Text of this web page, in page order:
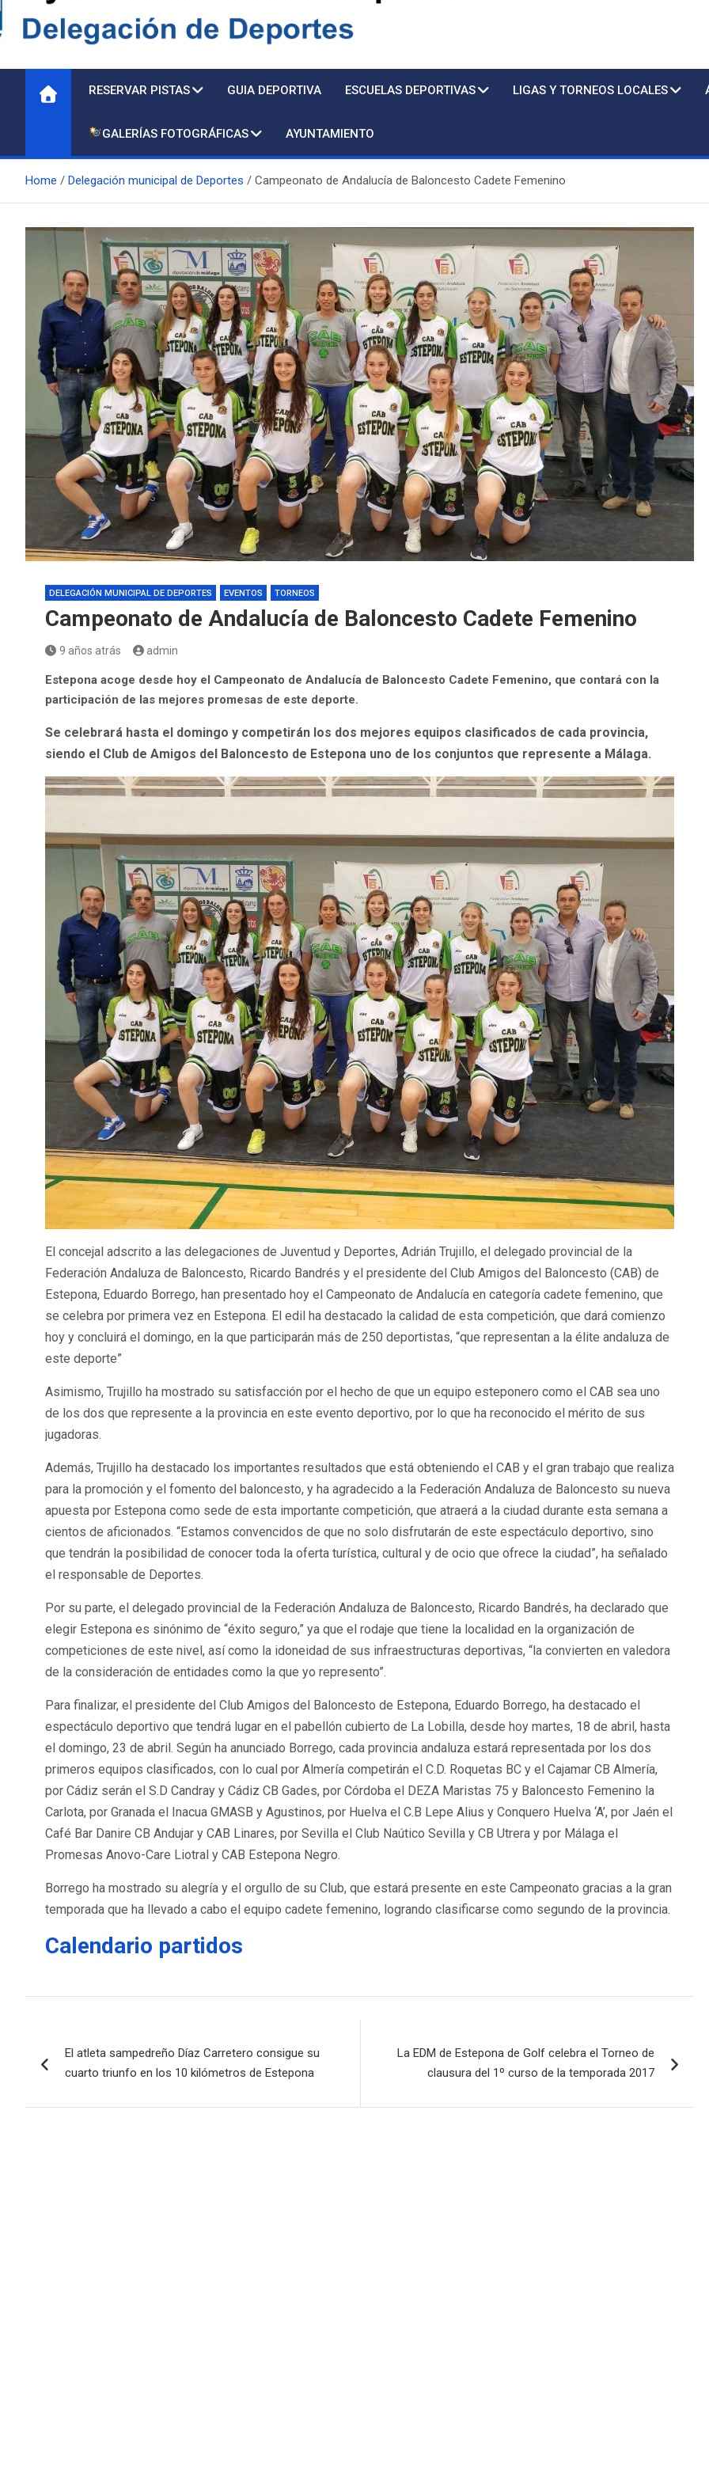
Delegación de Deportes
RESERVAR PISTAS GUIA DEPORTIVA ESCUELAS DEPORTIVAS LIGAS Y TORNEOS LOCALES
GALERÍAS FOTOGRÁFICAS AYUNTAMIENTO
Home Delegación municipal de Deportes Campeonato de Andalucía de Baloncesto Cadete Femenino
DELEGACIÓN MUNICIPAL DE DEPORTES EVENTOS TORNEOS
Campeonato de Andalucía de Baloncesto Cadete Femenino
9 años atrás admin
Estepona acoge desde hoy el Campeonato de Andalucía de Baloncesto Cadete Femenino, que contará con la
participación de las mejores promesas de este deporte.
Se celebrará hasta el domingo y competirán los dos mejores equipos clasificados de cada provincia,
siendo el Club de Amigos del Baloncesto de Estepona uno de los conjuntos que represente a Málaga.
El concejal adscrito a las delegaciones de Juventud y Deportes, Adrián Trujillo, el delegado provincial de la
Federación Andaluza de Baloncesto, Ricardo Bandrés y el presidente del Club Amigos del Baloncesto (CAB) de
Estepona, Eduardo Borrego, han presentado hoy el Campeonato de Andalucía en categoría cadete femenino, que
se celebra por primera vez en Estepona. El edil ha destacado la calidad de esta competición, que dará comienzo
hoy y concluirá el domingo, en la que participarán más de 250 deportistas, “que representan a la élite andaluza de
este deporte”
Asimismo, Trujillo ha mostrado su satisfacción por el hecho de que un equipo esteponero como el CAB sea uno
de los dos que represente a la provincia en este evento deportivo, por lo que ha reconocido el mérito de sus
jugadoras.
Además, Trujillo ha destacado los importantes resultados que está obteniendo el CAB y el gran trabajo que realiza
para la promoción y el fomento del baloncesto, y ha agradecido a la Federación Andaluza de Baloncesto su nueva
apuesta por Estepona como sede de esta importante competición, que atraerá a la ciudad durante esta semana a
cientos de aficionados. “Estamos convencidos de que no solo disfrutarán de este espectáculo deportivo, sino
que tendrán la posibilidad de conocer toda la oferta turística, cultural y de ocio que ofrece la ciudad”, ha señalado
el responsable de Deportes.
Por su parte, el delegado provincial de la Federación Andaluza de Baloncesto, Ricardo Bandrés, ha declarado que
elegir Estepona es sinónimo de “éxito seguro,” ya que el rodaje que tiene la localidad en la organización de
competiciones de este nivel, así como la idoneidad de sus infraestructuras deportivas, “la convierten en valedora
de la consideración de entidades como la que yo represento”.
Para finalizar, el presidente del Club Amigos del Baloncesto de Estepona, Eduardo Borrego, ha destacado el
espectáculo deportivo que tendrá lugar en el pabellón cubierto de La Lobilla, desde hoy martes, 18 de abril, hasta
el domingo, 23 de abril. Según ha anunciado Borrego, cada provincia andaluza estará representada por los dos
primeros equipos clasificados, con lo cual por Almería competirán el C.D. Roquetas BC y el Cajamar CB Almería,
por Cádiz serán el S.D Candray y Cádiz CB Gades, por Córdoba el DEZA Maristas 75 y Baloncesto Femenino la
Carlota, por Granada el Inacua GMASB y Agustinos, por Huelva el C.B Lepe Alius y Conquero Huelva ‘A’, por Jaén el
Café Bar Danire CB Andujar y CAB Linares, por Sevilla el Club Naútico Sevilla y CB Utrera y por Málaga el
Promesas Anovo-Care Liotral y CAB Estepona Negro.
Borrego ha mostrado su alegría y el orgullo de su Club, que estará presente en este Campeonato gracias a la gran
temporada que ha llevado a cabo el equipo cadete femenino, logrando clasificarse como segundo de la provincia.
Calendario partidos
de
entradas
El atleta sampedreño Díaz Carretero consigue su
cuarto triunfo en los 10 kilómetros de Estepona
La EDM de Estepona de Golf celebra el Torneo de
clausura del 1º curso de la temporada 2017
Piscina
EDM 26-27
EDM 26-